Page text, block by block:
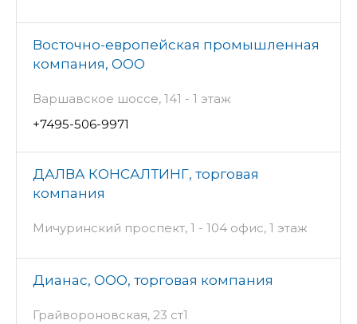
Восточно-европейская промышленная
компания, ООО
Варшавское шоссе, 141 - 1 этаж
+7495-506-9971
ДАЛВА КОНСАЛТИНГ, торговая
компания
Мичуринский проспект, 1 - 104 офис, 1 этаж
Дианас, ООО, торговая компания
Грайвороновская, 23 ст1